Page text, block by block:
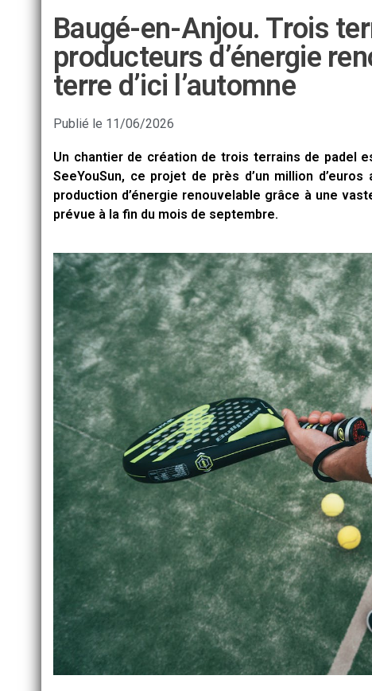
Baugé-en-Anjou. Trois
producteurs d’énergie
terre d’ici l’automne
Publié le 11/06/2026
Un chantier de création de trois terrains de padel
SeeYouSun, ce projet de près d’un million
production d’énergie renouvelable grâce à une
prévue à la fin du mois de septembre.